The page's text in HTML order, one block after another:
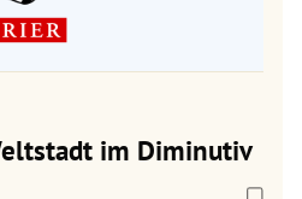
im Diminutiv